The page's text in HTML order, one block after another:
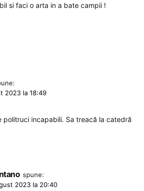
si faci o arta in a bate campii !
2023 la 18:49
politruci incapabili. Sa treacă la catedră
spune:
2023 la 20:40